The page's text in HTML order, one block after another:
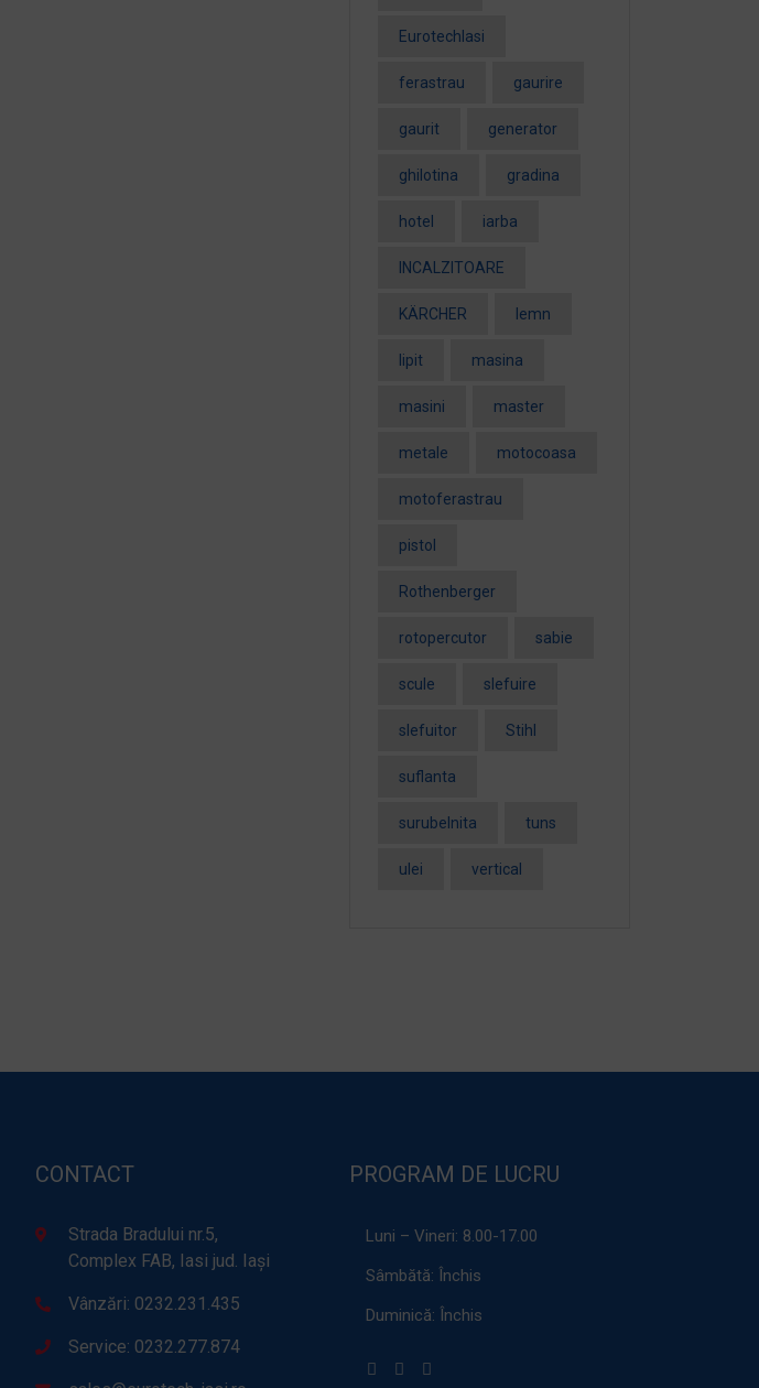
EurotechIasi
ferastrau gaurire
gaurit generator
ghilotina gradina
hotel iarba
INCALZITOARE
KÄRCHER lemn
lipit masina
masini master
metale motocoasa
motoferastrau
pistol
Rothenberger
rotopercutor sabie
scule slefuire
slefuitor Stihl
suflanta
surubelnita tuns
ulei vertical
CONTACT
Strada Bradului nr.5,
Complex FAB, Iasi jud. Iași
Vânzări: 0232.231.435
Service: 0232.277.874
PROGRAM DE LUCRU
Luni – Vineri: 8.00-17.00
Sâmbătă: Închis
Duminică: Închis